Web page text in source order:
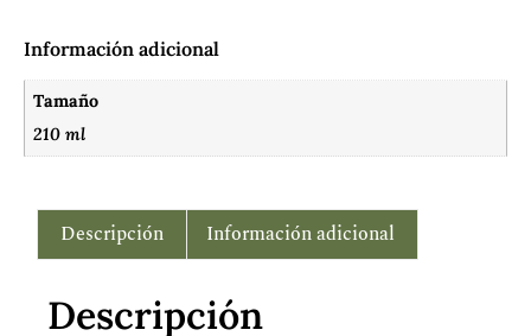
Información adicional
Tamaño
210 ml
Descripción Información adicional
Descripción